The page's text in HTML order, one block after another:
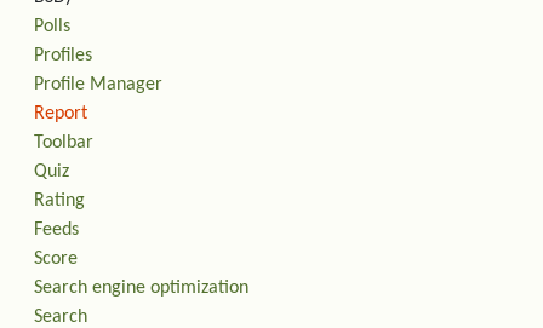
Polls
Profiles
Profile Manager
Report
Toolbar
Quiz
Rating
Feeds
Score
Search engine optimization
Search